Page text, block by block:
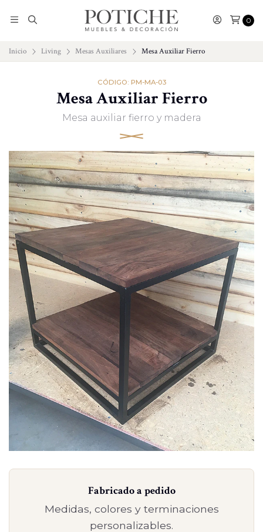
0
Inicio Living Mesas Auxiliares Mesa Auxiliar Fierro
CÓDIGO: PM-MA-03
Mesa Auxiliar Fierro
Mesa auxiliar fierro y madera
Fabricado a pedido
Medidas, colores y terminaciones
personalizables.